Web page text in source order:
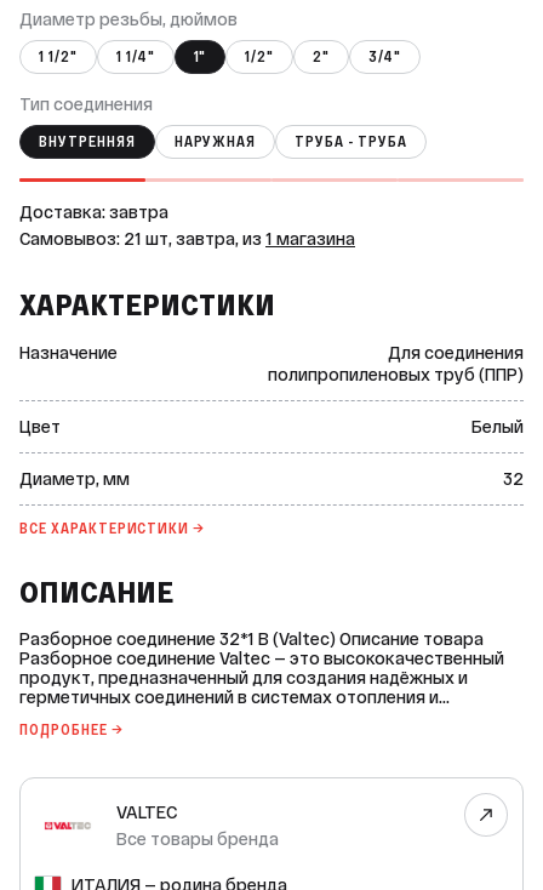
Диаметр резьбы, дюймов
1 1/2" 1 1/4" 1" 1/2" 2" 3/4"
Тип соединения
ВНУТРЕННЯЯ НАРУЖНАЯ ТРУБА - ТРУБА
Доставка: завтра
Самовывоз: 21 шт, завтра, из 1 магазина
ХАРАКТЕРИСТИКИ
Назначение
Для соединения
полипропиленовых труб (ППР)
Цвет Белый
Диаметр, мм 32
ВСЕ ХАРАКТЕРИСТИКИ →
ОПИСАНИЕ
Разборное соединение 32*1 В (Valtec) Описание товара
Разборное соединение Valtec — это высококачественный
продукт, предназначенный для создания надёжных и
герметичных соединений в системах отопления и
100 тип 3 и латуни CW 617N с, что обеспечивает
Диаметр: 32. * Диаметр резьбы: 1 дюйм. * Тип соединения
резьбы: внутренняя. * Покрытие резьбовой части:
никелированное. * Материал: полипропилен PPR-100 тип 3 +
латунь CW 617N. * Компенсационное кольцо EPDM: да. *
Возможность затяжки ключом: да. * Цвет: белый. *
Номинальное давление (PN), bar: 20. * Максимальная
ПОДРОБНЕЕ →
VALTEC
Все товары бренда
ИТАЛИЯ — родина бренда